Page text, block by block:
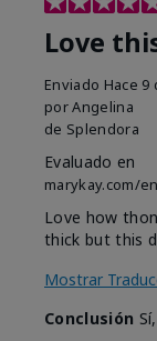
Love
Enviado Hace 9
porAngelina
de Splendora
Evaluado en
marykay.com/
Love how
thick but this
Mostrar
Conclusión